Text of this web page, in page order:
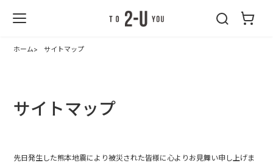
ホーム サイトマップ
サイトマップ
先日発生した熊本地震により被災された皆様に心よりお見舞い申し上げま